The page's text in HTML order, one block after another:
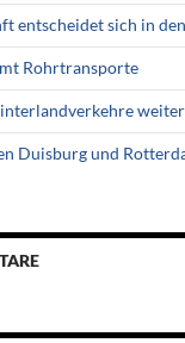
entscheidet sich in den
Rohrtransporte
Duisburg und